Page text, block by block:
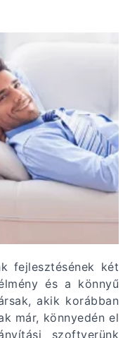
fejlesztésének két
és a könnyű
akik korábban
már, könnyedén el
szoftverünk